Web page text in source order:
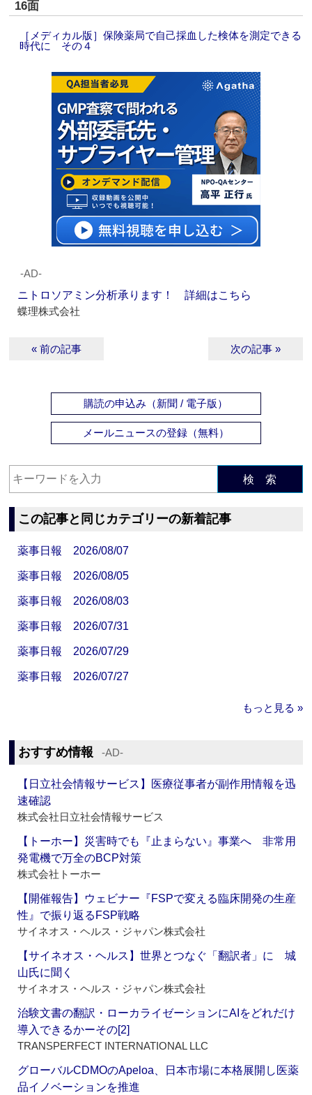
16面
［メディカル版］保険薬局で自己採血した検体を測定できる
時代に その４
‐AD‐
ニトロソアミン分析承ります！ 詳細はこちら
蝶理株式会社
« 前の記事 次の記事 »
購読の申込み（新聞 / 電子版）
メールニュースの登録（無料）
検 索
この記事と同じカテゴリーの新着記事
薬事日報 2026/08/07
薬事日報 2026/08/05
薬事日報 2026/08/03
薬事日報 2026/07/31
薬事日報 2026/07/29
薬事日報 2026/07/27
もっと見る »
おすすめ情報 ‐AD‐
【日立社会情報サービス】医療従事者が副作用情報を迅
速確認
株式会社日立社会情報サービス
【トーホー】災害時でも『止まらない』事業へ 非常用
発電機で万全のBCP対策
株式会社トーホー
【開催報告】ウェビナー『FSPで変える臨床開発の生産
性』で振り返るFSP戦略
サイネオス・ヘルス・ジャパン株式会社
【サイネオス・ヘルス】世界とつなぐ「翻訳者」に 城
山氏に聞く
サイネオス・ヘルス・ジャパン株式会社
治験文書の翻訳・ローカライゼーションにAIをどれだけ
導入できるかーその[2]
TRANSPERFECT INTERNATIONAL LLC
グローバルCDMOのApeloa、日本市場に本格展開し医薬
品イノベーションを推進